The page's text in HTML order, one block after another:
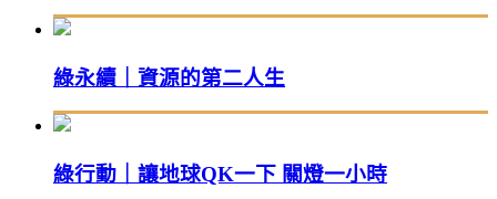
綠永續｜資源的第二人生
綠行動｜讓地球QK一下 關燈一小時